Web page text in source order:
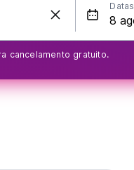
Datas
cancelamento gratuito.